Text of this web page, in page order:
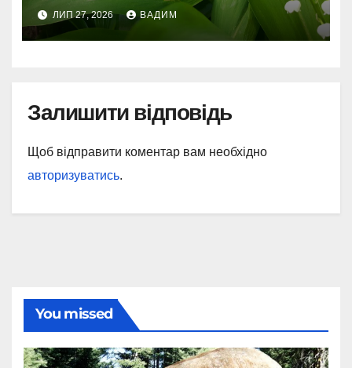
ЛИП 27, 2026 ВАДИМ
Залишити відповідь
Щоб відправити коментар вам необхідно
авторизуватись.
You missed